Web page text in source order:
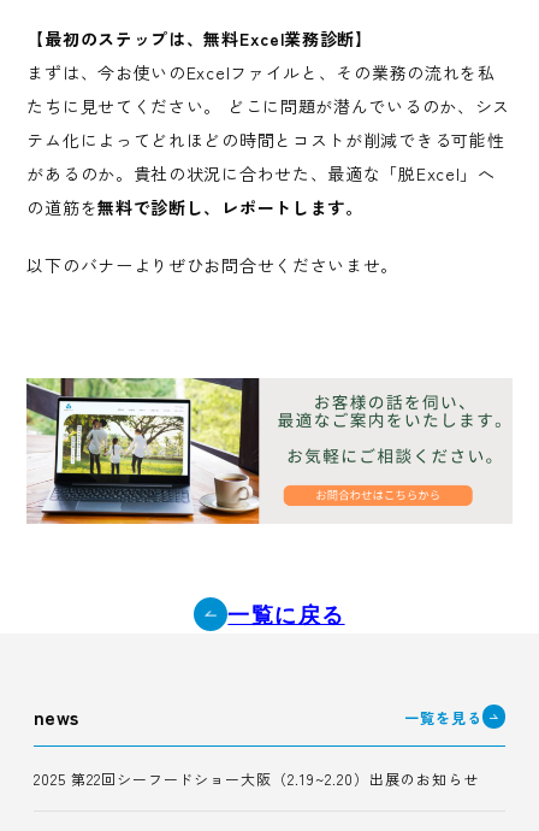
【最初のステップは、無料Excel業務診断】
まずは、今お使いのExcelファイルと、その業務の流れを私
たちに見せてください。 どこに問題が潜んでいるのか、シス
テム化によってどれほどの時間とコストが削減できる可能性
があるのか。貴社の状況に合わせた、最適な「脱Excel」へ
の道筋を無料で診断し、レポートします。
以下のバナーよりぜひお問合せくださいませ。
一覧に戻る
news 一覧を見る
2025 第22回シーフードショー大阪（2.19~2.20）出展のお知らせ